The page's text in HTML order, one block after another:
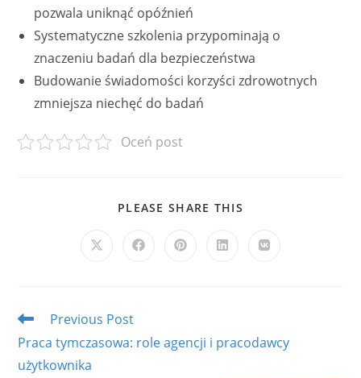
pozwala uniknąć opóźnień
Systematyczne szkolenia przypominają o
znaczeniu badań dla bezpieczeństwa
Budowanie świadomości korzyści zdrowotnych
zmniejsza niechęć do badań
Oceń post
PLEASE SHARE THIS
Opens
Opens Opens Opens Opens
Read
articles
Previous Post
Praca tymczasowa: role agencji i pracodawcy
użytkownika